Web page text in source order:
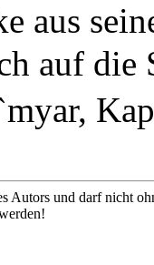
aus
auf die
Autors und darf nicht